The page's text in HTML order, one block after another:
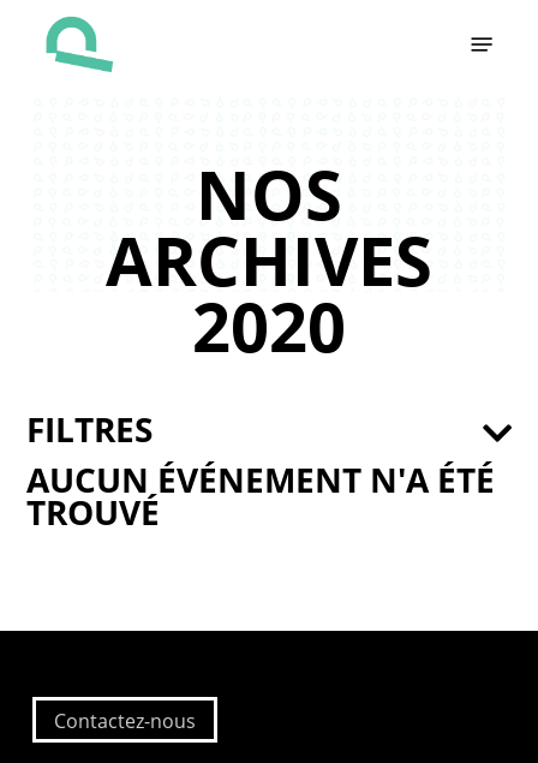
NOS
ARCHIVES
2020
AUCUN ÉVÉNEMENT N'A ÉTÉ
TROUVÉ
FILTRES
Contactez-nous